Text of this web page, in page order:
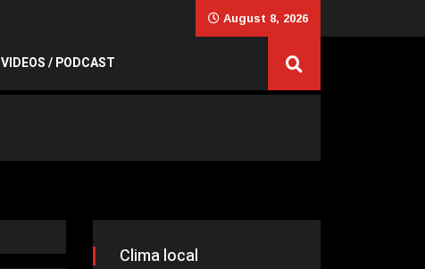
August 8, 2026
VIDEOS / PODCAST
Clima local